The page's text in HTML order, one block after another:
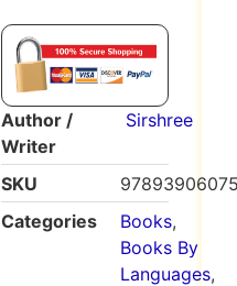
Author /
Writer
Sirshree
SKU
Categories
Books,
Books By
Languages,